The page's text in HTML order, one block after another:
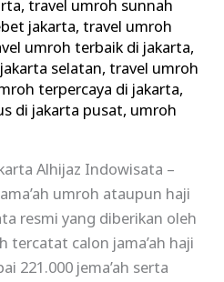
,travel umroh sunnah
jakarta,travel umroh
umroh terbaik di jakarta,
selatan,travel umroh
terpercaya di jakarta,
di jakarta pusat, umroh
Alhijaz Indowisata –
umroh ataupun haji
resmi yang diberikan oleh
tercatat calon jama’ah haji
221.000 jema’ah serta